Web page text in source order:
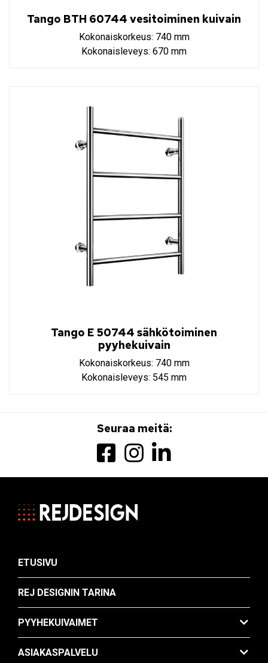
Tango BTH 60744 vesitoiminen kuivain
Kokonaiskorkeus: 740 mm
Kokonaisleveys: 670 mm
Tango E 50744 sähkötoiminen
pyyhekuivain
Kokonaiskorkeus: 740 mm
Kokonaisleveys: 545 mm
Seuraa meitä:
ETUSIVU
REJ DESIGNIN TARINA
PYYHEKUIVAIMET
ASIAKASPALVELU